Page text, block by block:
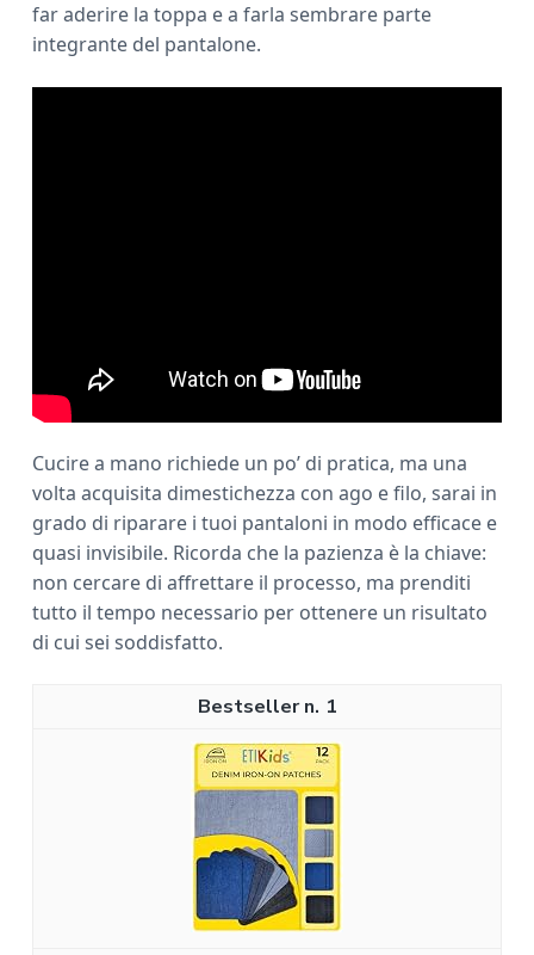
far aderire la toppa e a farla sembrare parte
integrante del pantalone.
Cucire a mano richiede un po’ di pratica, ma una
volta acquisita dimestichezza con ago e filo, sarai in
grado di riparare i tuoi pantaloni in modo efficace e
quasi invisibile. Ricorda che la pazienza è la chiave:
non cercare di affrettare il processo, ma prenditi
tutto il tempo necessario per ottenere un risultato
di cui sei soddisfatto.
1